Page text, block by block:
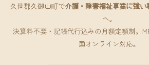
久世郡久御山町で介護・障害福祉事業に強い
へ。
決算料不要・記帳代行込みの月額定額制。
国オンライン対応。